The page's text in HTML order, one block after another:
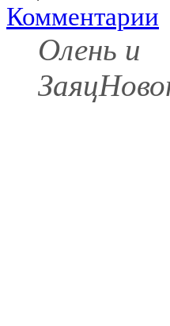
Комментарии
Олень и